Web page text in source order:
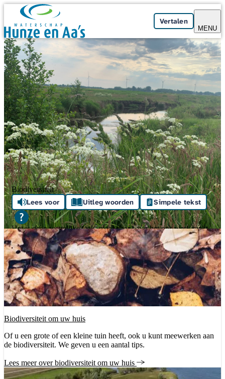
Skip navigation
Vertalen
MENU
Biodiversiteit
Lees voor Uitleg woorden Simpele tekst
Het is geen wettelijke taak, maar daar waar het ons werk raakt
zetten we ons in voor biodiversiteit.
Biodiversiteit om uw huis
Of u een grote of een kleine tuin heeft, ook u kunt meewerken aan
de biodiversiteit. We geven u een aantal tips.
Lees meer over biodiversiteit om uw huis